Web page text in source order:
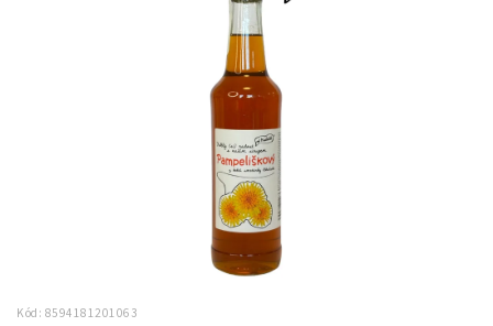
Kód: 8594181201063